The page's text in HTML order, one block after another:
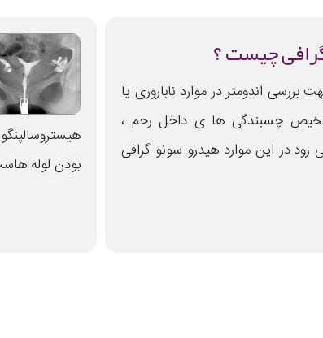
چیست ؟
بررسی اندومتر در موارد ناباروری یا
چسبندگی ها ی داخل رحم ،
رود.در این موارد هیدرو سونو گرافی
بودن لوله